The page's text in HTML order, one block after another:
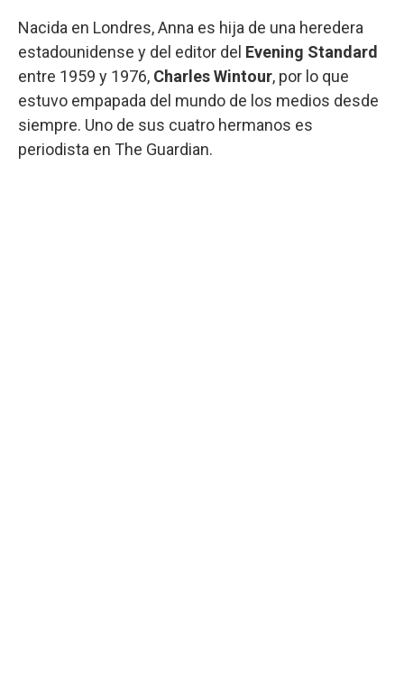
Nacida en Londres, Anna es hija de una heredera
estadounidense y del editor del Evening Standard
entre 1959 y 1976, Charles Wintour, por lo que
estuvo empapada del mundo de los medios desde
siempre. Uno de sus cuatro hermanos es
periodista en The Guardian.